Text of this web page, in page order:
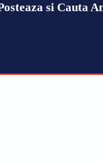
si Cauta